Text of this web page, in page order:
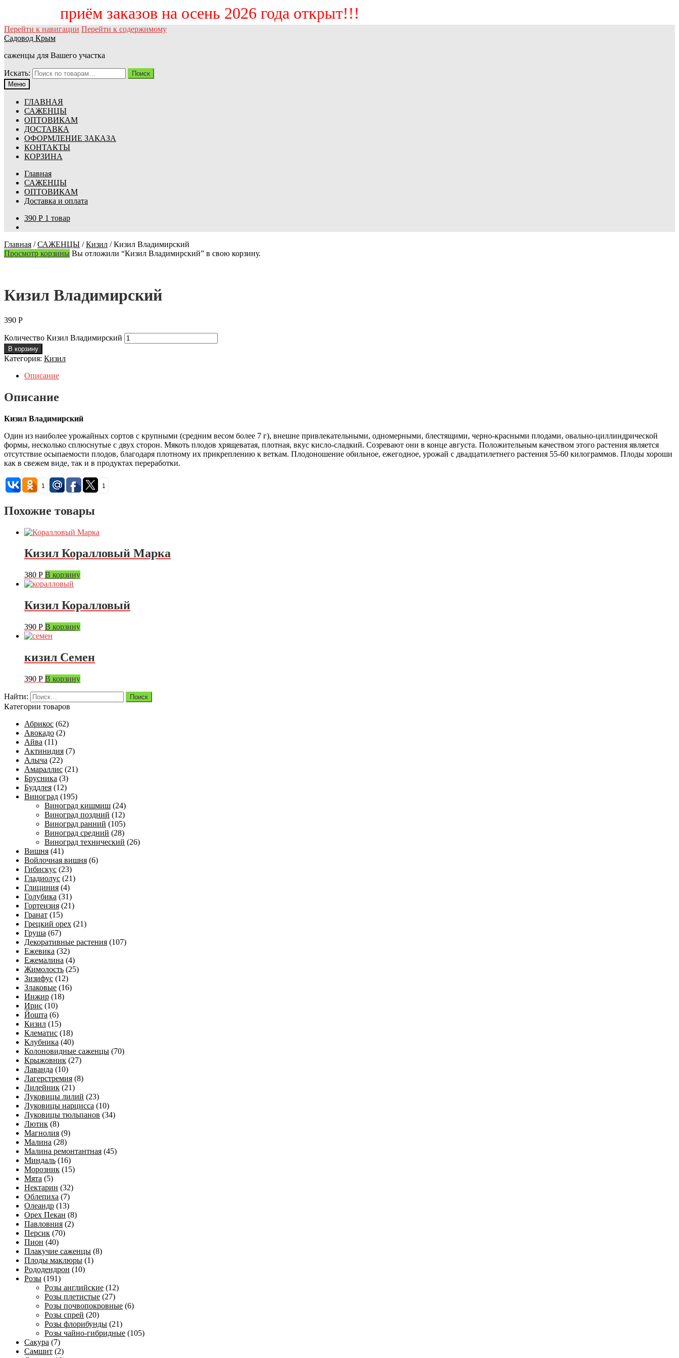
приём заказов на осень 2026 года открыт!!!
Перейти к навигации Перейти к содержимому
Садовод Крым
саженцы для Вашего участка
Искать:
Поиск
Меню
ГЛАВНАЯ
САЖЕНЦЫ
ОПТОВИКАМ
ДОСТАВКА
ОФОРМЛЕНИЕ ЗАКАЗА
КОНТАКТЫ
КОРЗИНА
Главная
САЖЕНЦЫ
ОПТОВИКАМ
Доставка и оплата
390 Р 1 товар
Главная /САЖЕНЦЫ /Кизил /Кизил Владимирский
Просмотр корзины Вы отложили “Кизил Владимирский” в свою корзину.
Кизил Владимирский
390 Р
Количество Кизил Владимирский
В корзину
Категория: Кизил
Описание
Описание
Кизил Владимирский
Один из наиболее урожайных сортов с крупными (средним весом более 7 г), внешне привлекательными, одномерными, блестящими, черно-красными плодами, овально-циллиндрической
формы, несколько сплюснутые с двух сторон. Мякоть плодов хрящеватая, плотная, вкус кисло-сладкий. Созревают они в конце августа. Положительным качеством этого растения является
отсутствие осыпаемости плодов, благодаря плотному их прикреплению к веткам. Плодоношение обильное, ежегодное, урожай с двадцатилетнего растения 55-60 килограммов. Плоды хороши
как в свежем виде, так и в продуктах переработки.
1 1
Похожие товары
Кизил Коралловый Марка
380 Р В корзину
Кизил Коралловый
390 Р В корзину
кизил Семен
390 Р В корзину
Найти:
Категории товаров
Абрикос (62)
Авокадо (2)
Айва (11)
Актинидия (7)
Алыча (22)
Амараллис (21)
Брусника (3)
Буддлея (12)
Виноград (195)
Виноград кишмиш (24)
Виноград поздний (12)
Виноград ранний (105)
Виноград средний (28)
Виноград технический (26)
Вишня (41)
Войлочная вишня (6)
Гибискус (23)
Гладиолус (21)
Глициния (4)
Голубика (31)
Гортензия (21)
Гранат (15)
Грецкий орех (21)
Груша (67)
Декоративные растения (107)
Ежевика (32)
Ежемалина (4)
Жимолость (25)
Зизифус (12)
Злаковые (16)
Инжир (18)
Ирис (10)
Йошта (6)
Кизил (15)
Клематис (18)
Клубника (40)
Колоновидные саженцы (70)
Крыжовник (27)
Лаванда (10)
Лагерстремия (8)
Лилейник (21)
Луковицы лилий (23)
Луковицы нарцисса (10)
Луковицы тюльпанов (34)
Лютик (8)
Магнолия (9)
Малина (28)
Малина ремонтантная (45)
Миндаль (16)
Морозник (15)
Мята (5)
Нектарин (32)
Облепиха (7)
Олеандр (13)
Орех Пекан (8)
Павловния (2)
Персик (70)
Пион (40)
Плакучие саженцы (8)
Плоды маклюры (1)
Рододендрон (10)
Розы (191)
Розы английские (12)
Розы плетистые (27)
Розы почвопокровные (6)
Розы спрей (20)
Розы флорибунды (21)
Розы чайно-гибридные (105)
Сакура (7)
Самшит (2)